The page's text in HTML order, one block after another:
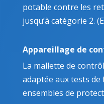
potable contre les
jusqu’à catégorie 2.
Appareillage de
La mallette de
adaptée aux tests
ensembles de